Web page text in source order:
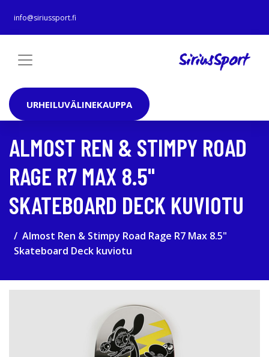
info@siriussport.fi
URHEILUVÄLINEKAUPPA
ALMOST REN & STIMPY ROAD
RAGE R7 MAX 8.5"
SKATEBOARD DECK KUVIOTU
Almost Ren & Stimpy Road Rage R7 Max 8.5"
Skateboard Deck kuviotu